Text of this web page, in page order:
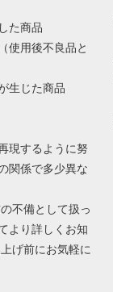
た商品
使用後不良品と
生じた商品
現するように努
関係で多少異な
不備として扱っ
より詳しくお知
げ前にお気軽に